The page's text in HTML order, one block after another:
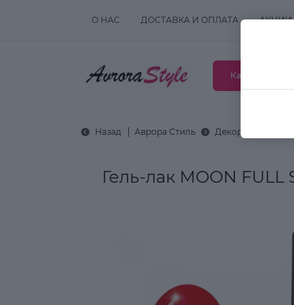
О НАС ДОСТАВКА И ОПЛАТА АКЦИИ
Каталог
Назад Аврора Стиль Декоративная
Гель-лак MOON